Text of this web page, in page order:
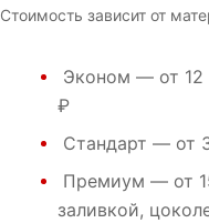
Стоимость зависит от
Эконом — от 12
₽
Стандарт — от
Премиум — от
заливкой,